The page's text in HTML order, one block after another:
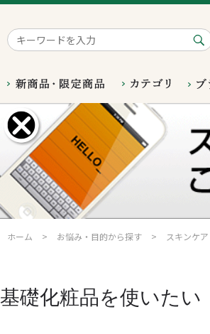
ホーム > お悩み・目的から探す > スキンケア
基礎化粧品を使いたい